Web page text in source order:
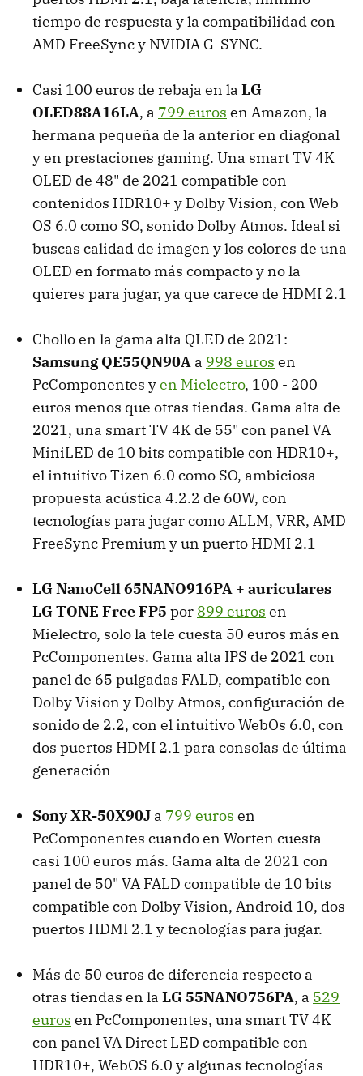
tiempo de respuesta y la compatibilidad con
AMD FreeSync y NVIDIA G-SYNC.
Casi 100 euros de rebaja en la LG
OLED88A16LA, a 799 euros en Amazon, la
hermana pequeña de la anterior en diagonal
y en prestaciones gaming. Una smart TV 4K
OLED de 48" de 2021 compatible con
contenidos HDR10+ y Dolby Vision, con Web
OS 6.0 como SO, sonido Dolby Atmos. Ideal si
buscas calidad de imagen y los colores de una
OLED en formato más compacto y no la
quieres para jugar, ya que carece de HDMI 2.1
Chollo en la gama alta QLED de 2021:
Samsung QE55QN90A a 998 euros en
PcComponentes yen Mielectro, 100 - 200
euros menos que otras tiendas. Gama alta de
2021, una smart TV 4K de 55" con panel VA
MiniLED de 10 bits compatible con HDR10+,
el intuitivo Tizen 6.0 como SO, ambiciosa
propuesta acústica 4.2.2 de 60W, con
tecnologías para jugar como ALLM, VRR, AMD
FreeSync Premium y un puerto HDMI 2.1
LG NanoCell 65NANO916PA + auriculares
LG TONE Free FP5 por 899 euros en
Mielectro, solo la tele cuesta 50 euros más en
PcComponentes. Gama alta IPS de 2021 con
panel de 65 pulgadas FALD, compatible con
Dolby Vision y Dolby Atmos, configuración de
sonido de 2.2, con el intuitivo WebOs 6.0, con
dos puertos HDMI 2.1 para consolas de última
generación
Sony XR-50X90J a 799 euros en
PcComponentes cuando en Worten cuesta
casi 100 euros más. Gama alta de 2021 con
panel de 50" VA FALD compatible de 10 bits
compatible con Dolby Vision, Android 10, dos
puertos HDMI 2.1 y tecnologías para jugar.
Más de 50 euros de diferencia respecto a
otras tiendas en la LG 55NANO756PA, a 529
euros en PcComponentes, una smart TV 4K
con panel VA Direct LED compatible con
HDR10+, WebOS 6.0 y algunas tecnologías